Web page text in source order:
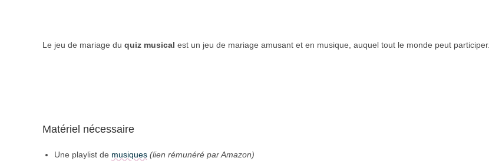
Le jeu de mariage du quiz musical est un jeu de mariage amusant et en musique, auquel tout le monde peut participer.
Matériel nécessaire
Une playlist de musiques (lien rémunéré par Amazon)